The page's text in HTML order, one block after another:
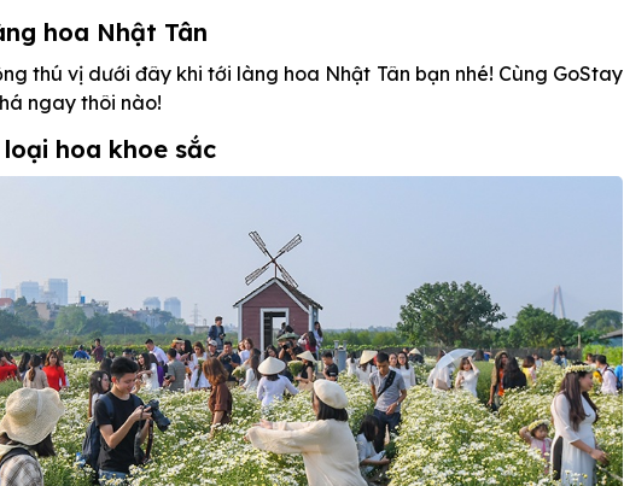
hoa Nhật Tân
thú vị dưới đây khi tới làng hoa Nhật Tân bạn nhé! Cùng GoStay
ngay thôi nào!
hoa khoe sắc